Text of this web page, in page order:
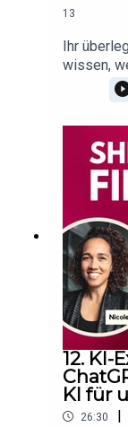
13
Ihr
wissen,
diesem
Cifci,
hingeht.
feinen
oder
12. KI-
KI für
26:30 |